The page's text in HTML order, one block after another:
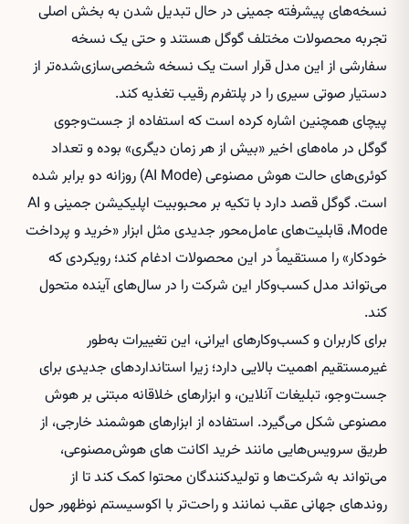
نسخه‌های پیشرفته جمینی در حال تبدیل شدن به بخش اصلی
تجربه محصولات مختلف گوگل هستند و حتی یک نسخه
سفارشی از این مدل قرار است یک نسخه شخصی‌سازی‌شده‌تر از
دستیار صوتی سیری را در پلتفرم رقیب تغذیه کند.
پیچای همچنین اشاره کرده است که استفاده از جست‌وجوی
گوگل در ماه‌های اخیر «بیش از هر زمان دیگری» بوده و تعداد
کوئری‌های حالت هوش مصنوعی (AI Mode) روزانه دو برابر شده
است. گوگل قصد دارد با تکیه بر محبوبیت اپلیکیشن جمینی و AI
Mode، قابلیت‌های عامل‌محور جدیدی مثل ابزار «خرید و پرداخت
خودکار» را مستقیماً در این محصولات ادغام کند؛ رویکردی که
می‌تواند مدل کسب‌وکار این شرکت را در سال‌های آینده متحول
کند.
برای کاربران و کسب‌وکارهای ایرانی، این تغییرات به‌طور
غیرمستقیم اهمیت بالایی دارد؛ زیرا استانداردهای جدیدی برای
جست‌وجو، تبلیغات آنلاین، و ابزارهای خلاقانه مبتنی بر هوش
مصنوعی شکل می‌گیرد. استفاده از ابزارهای هوشمند خارجی، از
طریق سرویس‌هایی مانند خرید اکانت های هوش‌مصنوعی،
می‌تواند به شرکت‌ها و تولیدکنندگان محتوا کمک کند تا از
روندهای جهانی عقب نمانند و راحت‌تر با اکوسیستم نوظهور حول